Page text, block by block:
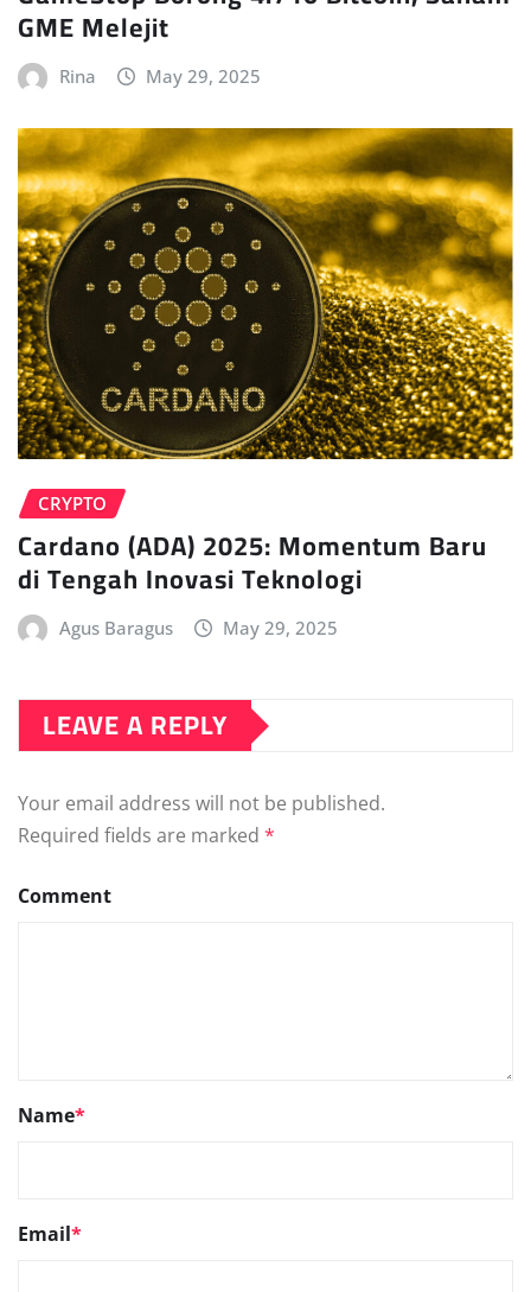
GME Melejit
Rina May 29, 2025
CRYPTO
Cardano (ADA) 2025: Momentum Baru
di Tengah Inovasi Teknologi
Agus Baragus May 29, 2025
LEAVE A REPLY
Your email address will not be published.
Required fields are marked *
Comment
Name*
Email*